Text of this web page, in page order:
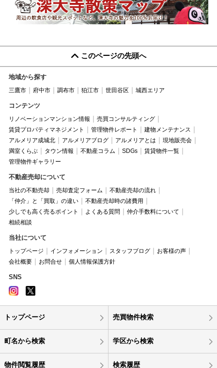
このページの先頭へ
地域から探す
三鷹市 府中市 調布市 狛江市 世田谷区 城西エリア
コンテンツ
リノベーションマンション情報
売買コンサルティング
賃貸プロパティマネジメント
管理物件レポート
建物メンテナンス
アルメリア成城北
アルメリアブログ アルメリアとは
現地販売会
満室くらぶ
タウン情報 不動産コラム SDGs
賃貸物件一覧
管理物件ギャラリー
不動産売却について
当社の不動売却 売却査定フォーム
不動産売却の流れ
「仲介」と「買取」の違い
不動産売却時の諸費用
少しでも高く売るポイント
よくある質問
仲介手数料について
相続相談
当社について
トップページ インフォメーション スタッフブログ
お客様の声
会社概要
お問合せ 個人情報保護方針
SNS
トップページ 売買物件検索
町名から検索 学区から検索
物件閲覧履歴 検索履歴